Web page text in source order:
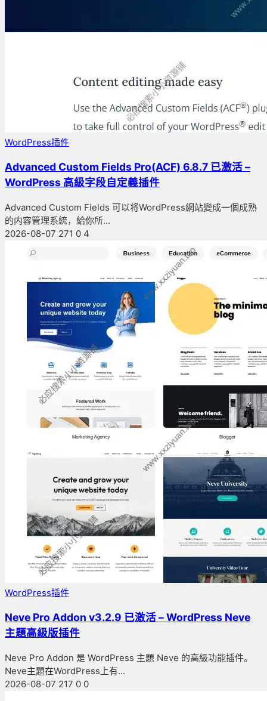
WordPress插件
Advanced Custom Fields Pro(ACF) 6.8.7 已激活 –
WordPress 高級字段自定義插件
Advanced Custom Fields 可以将WordPress網站變成一個成熟
的内容管理系統，給你所...
2026-08-07 271 0 4
WordPress插件
Neve Pro Addon v3.2.9 已激活 – WordPress Neve
主題高級版插件
Neve Pro Addon 是 WordPress 主題 Neve 的高級功能插件。
Neve主題在WordPress上有...
2026-08-07 217 0 0